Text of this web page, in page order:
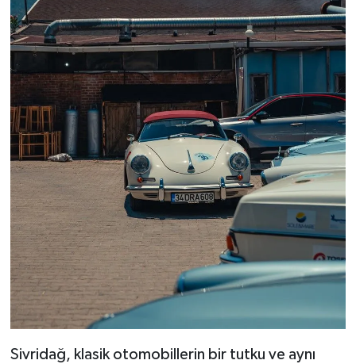
Sivridağ, klasik otomobillerin bir tutku ve aynı